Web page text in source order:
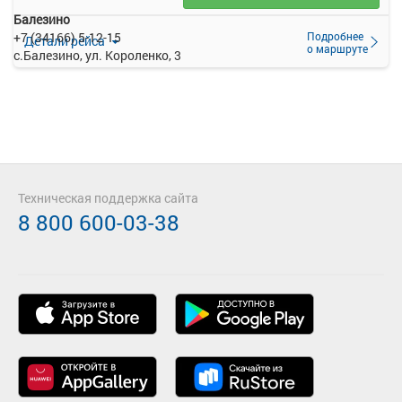
Детали рейса
Подробнее
о маршруте
Балезино
+7 (34166) 5-12-15
с.Балезино, ул. Короленко, 3
Техническая поддержка сайта
8 800 600-03-38